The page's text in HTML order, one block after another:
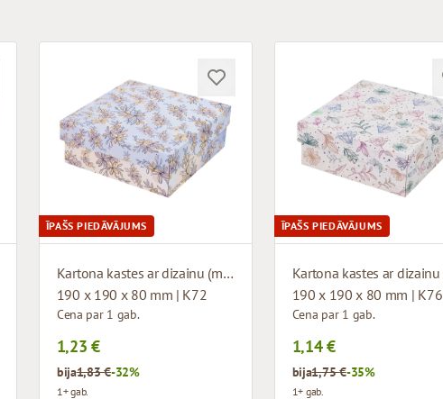
ĪPAŠS PIEDĀVĀJUMS
Kartona kastes ar dizainu (mikrogofras)
190 x 190 x 80 mm | K72
Cena par 1 gab.
1,23 €
bija1,83 €-32%
1+ gab.
ĪPAŠS PIEDĀVĀJUMS
190 x 190 x 80 mm | K76
Cena par 1 gab.
1,14 €
bija1,75 €-35%
1+ gab.